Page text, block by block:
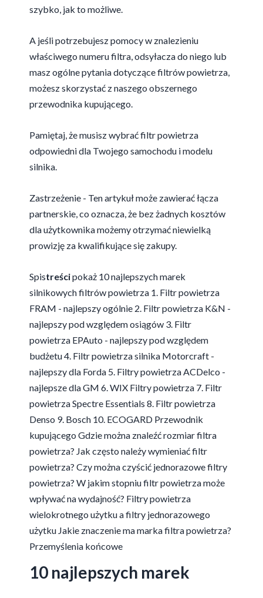
szybko, jak to możliwe.
A jeśli potrzebujesz pomocy w znalezieniu
właściwego numeru filtra, odsyłacza do niego lub
masz ogólne pytania dotyczące filtrów powietrza,
możesz skorzystać z naszego obszernego
przewodnika kupującego.
Pamiętaj, że musisz wybrać filtr powietrza
odpowiedni dla Twojego samochodu i modelu
silnika.
Zastrzeżenie - Ten artykuł może zawierać łącza
partnerskie, co oznacza, że bez żadnych kosztów
dla użytkownika możemy otrzymać niewielką
prowizję za kwalifikujące się zakupy.
Spistreścipokaż 10 najlepszych marek
silnikowych filtrów powietrza 1. Filtr powietrza
FRAM - najlepszy ogólnie 2. Filtr powietrza K&N -
najlepszy pod względem osiągów 3. Filtr
powietrza EPAuto - najlepszy pod względem
budżetu4. Filtr powietrza silnika Motorcraft -
najlepszy dla Forda 5. Filtry powietrza ACDelco -
najlepsze dla GM 6. WIX Filtry powietrza 7. Filtr
powietrza Spectre Essentials 8. Filtr powietrza
Denso 9. Bosch 10. ECOGARD Przewodnik
kupującego Gdzie można znaleźć rozmiar filtra
powietrza? Jak często należy wymieniać filtr
powietrza? Czy można czyścić jednorazowe filtry
powietrza? W jakim stopniu filtr powietrza może
wpływać na wydajność? Filtry powietrza
wielokrotnego użytku a filtry jednorazowego
użytku Jakie znaczenie ma marka filtra powietrza?
Przemyślenia końcowe
10 najlepszych marek